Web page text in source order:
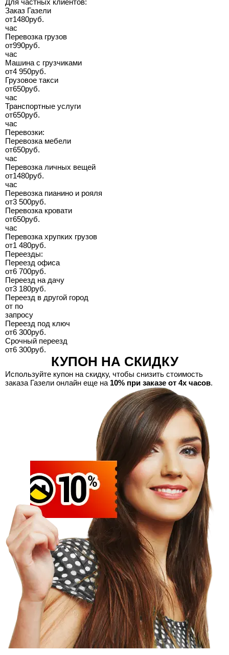
Для частных клиентов:
Заказ Газели
от1480руб.
час
Перевозка грузов
от990руб.
час
Машина с грузчиками
от4 950руб.
Грузовое такси
от650руб.
час
Транспортные услуги
от650руб.
час
Перевозки:
Перевозка мебели
от650руб.
час
Перевозка личных вещей
от1480руб.
час
Перевозка пианино и рояля
от3 500руб.
Перевозка кровати
от650руб.
час
Перевозка хрупких грузов
от1 480руб.
Переезды:
Переезд офиса
от6 700руб.
Переезд на дачу
от3 180руб.
Переезд в другой город
от по
запросу
Переезд под ключ
от6 300руб.
Срочный переезд
от6 300руб.
КУПОН НА СКИДКУ
Используйте купон на скидку, чтобы снизить стоимость
заказа Газели онлайн еще на 10% при заказе от 4х часов.